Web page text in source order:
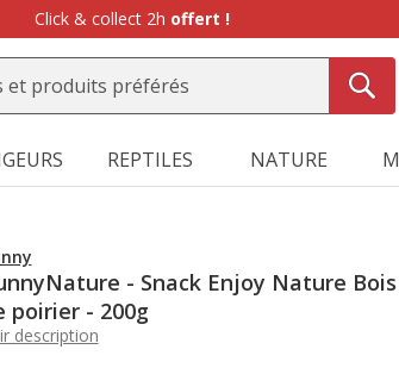
Click & collect 2h offert !
REPTILES NATURE
- Snack Enjoy Nature Bois
poirier - 200g
description